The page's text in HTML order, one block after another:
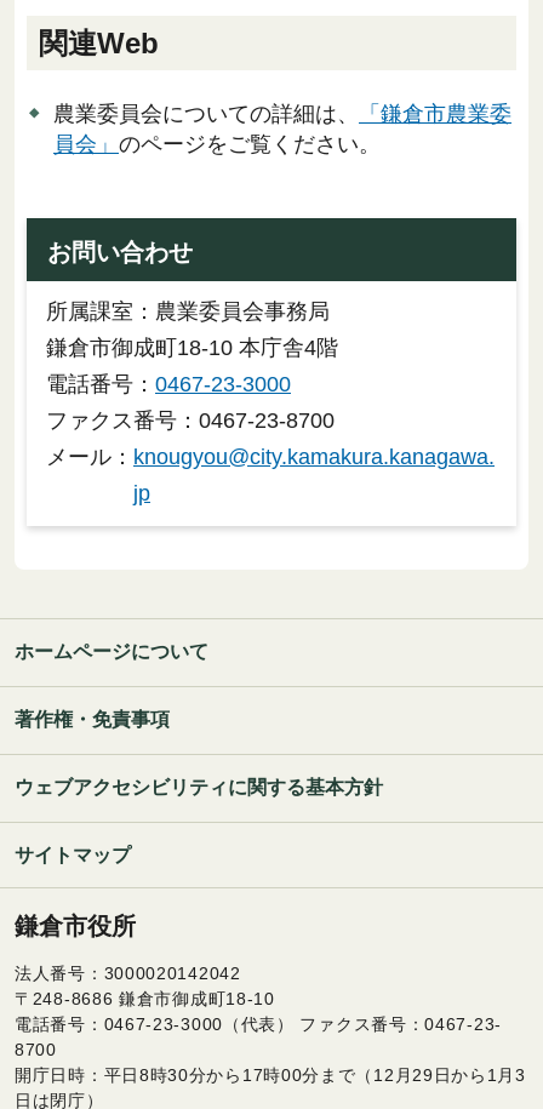
関連Web
農業委員会についての詳細は、
「鎌倉市農業委
員会」 のページをご覧ください。
お問い合わせ
所属課室：農業委員会事務局
鎌倉市御成町18-10 本庁舎4階
電話番号： 0467-23-3000
ファクス番号：0467-23-8700
メール： knougyou@city.kamakura.kanagawa.
jp
ホームページについて
著作権・免責事項
ウェブアクセシビリティに関する基本方針
サイトマップ
鎌倉市役所
法人番号：3000020142042
〒248-8686 鎌倉市御成町18-10
電話番号：0467-23-3000（代表） ファクス番号：0467-23-
8700
開庁日時：平日8時30分から17時00分まで（12月29日から1月3
日は閉庁）